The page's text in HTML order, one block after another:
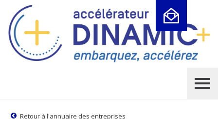
Retour à l'annuaire des entreprises
Cookies management panel